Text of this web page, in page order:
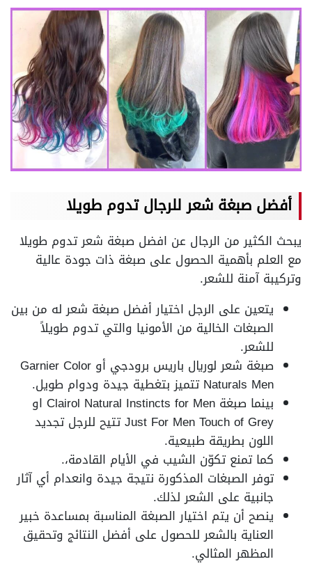
أفضل صبغة شعر للرجال تدوم طويلا
يبحث الكثير من الرجال عن افضل صبغة شعر تدوم طويلا
مع العلم بأهمية الحصول على صبغة ذات جودة عالية
وتركيبة آمنة للشعر.
يتعين على الرجل اختيار أفضل صبغة شعر له من بين
الصبغات الخالية من الأمونيا والتي تدوم طويلاً
للشعر.
صبغة شعر لوريال باريس برودجي أو Garnier Color
Naturals Men تتميز بتغطية جيدة ودوام طويل.
بينما صبغة Clairol Natural Instincts for Men او
Just For Men Touch of Grey تتيح للرجل تجديد
اللون بطريقة طبيعية.
كما تمنع تكوّن الشيب في الأيام القادمة،.
توفر الصبغات المذكورة نتيجة جيدة وانعدام أي آثار
جانبية على الشعر لذلك.
ينصح أن يتم اختيار الصبغة المناسبة بمساعدة خبير
العناية بالشعر للحصول على أفضل النتائج وتحقيق
المظهر المثالي.